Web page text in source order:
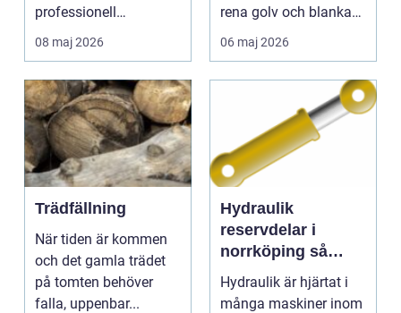
professionell
golvslipning för att
golvet...
08 maj 2026
rena golv och blanka
bänkar. För m...
06 maj 2026
Trädfällning
När tiden är kommen
och det gamla trädet
på tomten behöver
falla, uppenbar...
Hydraulik
reservdelar i
norrköping så
säkrar du driften
året runt
Hydraulik är hjärtat i
många maskiner inom